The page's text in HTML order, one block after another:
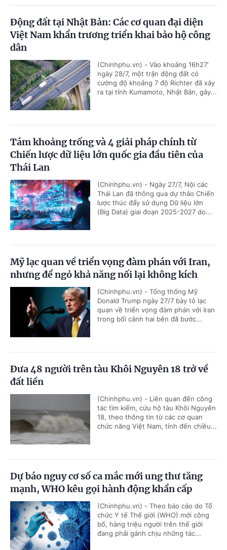
Động đất tại Nhật Bản: Các cơ quan đại diện
Việt Nam khẩn trương triển khai bảo hộ công
dân
(Chinhphu.vn) - Vào khoảng 16h27’
ngày 28/7, một trận động đất có
cường độ khoảng 7 độ Richter đã xảy
ra tại tỉnh Kumamoto, Nhật Bản, gây...
Tám khoảng trống và 4 giải pháp chính từ
Chiến lược dữ liệu lớn quốc gia đầu tiên của
Thái Lan
(Chinhphu.vn) - Ngày 27/7, Nội các
Thái Lan đã thông qua dự thảo Chiến
lược thúc đẩy sử dụng Dữ liệu lớn
(Big Data) giai đoạn 2025-2027 do...
Mỹ lạc quan về triển vọng đàm phán với Iran,
nhưng để ngỏ khả năng nối lại không kích
(Chinhphu.vn) - Tổng thống Mỹ
Donald Trump ngày 27/7 bày tỏ lạc
quan về triển vọng đàm phán với Iran
trong bối cảnh hai bên đã bước...
Đưa 48 người trên tàu Khôi Nguyên 18 trở về
đất liền
(Chinhphu.vn) - Liên quan đến công
tác tìm kiếm, cứu hộ tàu Khôi Nguyên
18, theo thông tin từ các cơ quan
chức năng Việt Nam, tính đến chiều...
Dự báo nguy cơ số ca mắc mới ung thư tăng
mạnh, WHO kêu gọi hành động khẩn cấp
(Chinhphu.vn) - Theo báo cáo do Tổ
chức Y tế Thế giới (WHO) mới công
bố, hàng triệu người trên thế giới
đang phải gánh chịu những tác...